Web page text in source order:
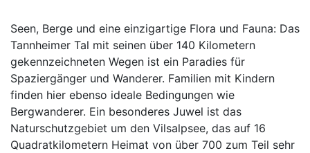
Seen, Berge und eine einzigartige Flora und Fauna: Das
Tannheimer Tal mit seinen über 140 Kilometern
gekennzeichneten Wegen ist ein Paradies für
Spaziergänger und Wanderer. Familien mit Kindern
finden hier ebenso ideale Bedingungen wie
Bergwanderer. Ein besonderes Juwel ist das
Naturschutzgebiet um den Vilsalpsee, das auf 16
Quadratkilometern Heimat von über 700 zum Teil sehr